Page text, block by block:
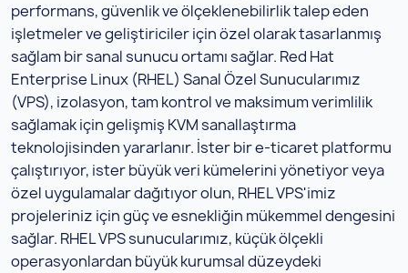
performans, güvenlik ve ölçeklenebilirlik talep eden
işletmeler ve geliştiriciler için özel olarak tasarlanmış
sağlam bir sanal sunucu ortamı sağlar. Red Hat
Enterprise Linux (RHEL) Sanal Özel Sunucularımız
(VPS), izolasyon, tam kontrol ve maksimum verimlilik
sağlamak için gelişmiş KVM sanallaştırma
teknolojisinden yararlanır. İster bir e-ticaret platformu
çalıştırıyor, ister büyük veri kümelerini yönetiyor veya
özel uygulamalar dağıtıyor olun, RHEL VPS'imiz
projeleriniz için güç ve esnekliğin mükemmel dengesini
sağlar. RHEL VPS sunucularımız, küçük ölçekli
operasyonlardan büyük kurumsal düzeydeki